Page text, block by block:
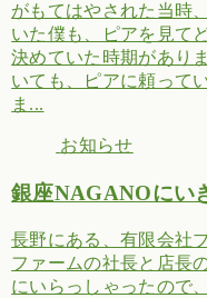
がもてはやされた当時
いた僕も、ピアを見て
決めていた時期があり
いても、ピアに頼って
ま...
お知らせ
銀座NAGANOにい
長野にある、有限会社
ファームの社長と店長
にいらっしゃったので